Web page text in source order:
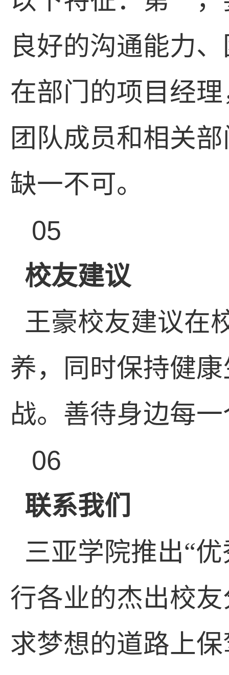
良好的沟通能力
在部门的项目经
团队成员和相关
缺一不可。
05
校友建议
王豪校友建议在
养，同时保持健
战。善待身边每
06
联系我们
三亚学院推出“
行各业的杰出校
求梦想的道路上